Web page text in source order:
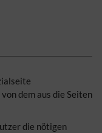
dem aus die Seiten
die nötigen